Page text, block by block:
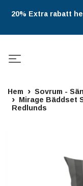
20% Extra rabatt
Hem Sovrum -
Mirage Bäddset
Redlunds